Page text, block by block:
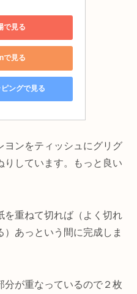
で見る
で見る
ングで見る
ヨンをティッシュにグリグ
りしています。もっと良い
を重ねて切れば（よく切れ
あっという間に完成しま
分が重なっているので２枚